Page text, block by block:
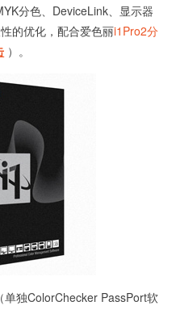
分色、DeviceLink、显示器
的优化，配合爱色丽i1Pro2分
）。
独ColorChecker PassPort软